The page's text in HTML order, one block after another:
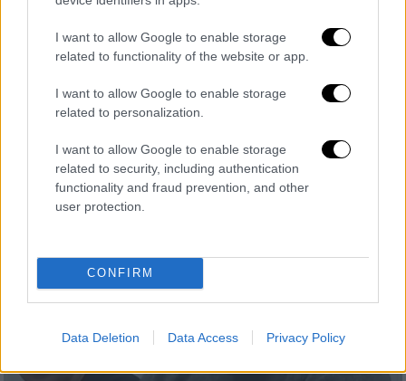
I want to allow Google to enable storage
related to functionality of the website or app.
I want to allow Google to enable storage
related to personalization.
I want to allow Google to enable storage
related to security, including authentication
functionality and fraud prevention, and other
user protection.
CONFIRM
Data Deletion Data Access Privacy Policy
Ελλάδα|25.05.2021 20:09
Αεροπειρατεία - Λευκορωσία: Τι λένε οι
ελληνικές Αρχές για τους 3 επιβάτες
που έμειναν στο Μινσκ
Οι ελληνικές Αρχές δεν θεωρούν ύποπτα τα
τρία άτομα που έμειναν στο Μινσκ μετά την
αεροπειρατεία